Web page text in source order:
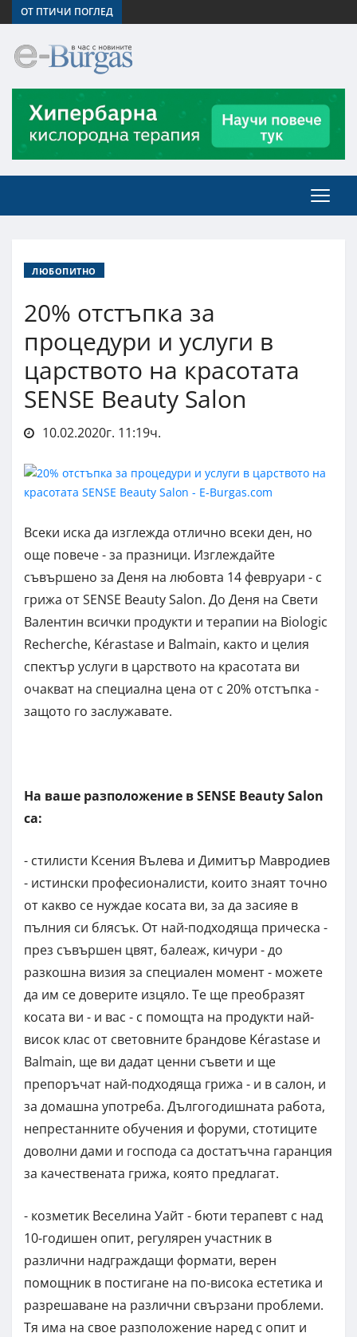
ОТ ПТИЧИ ПОГЛЕД
ЛЮБОПИТНО
20% отстъпка за
процедури и услуги в
царството на красотата
SENSE Beauty Salon
10.02.2020г. 11:19ч.
Всеки иска да изглежда отлично всеки ден, но
още повече - за празници. Изглеждайте
съвършено за Деня на любовта 14 февруари - с
грижа от SENSE Beauty Salon. До Деня на Свети
Валентин всички продукти и терапии на Biologic
Recherche, Kérastase и Balmain, както и целия
спектър услуги в царството на красотата ви
очакват на специална цена от с 20% отстъпка -
защото го заслужавате.
На ваше разположение в SENSE Beauty Salon
са:
- стилисти Ксения Вълева и Димитър Мавродиев
- истински професионалисти, които знаят точно
от какво се нуждае косата ви, за да засияе в
пълния си блясък. От най-подходяща прическа -
през съвършен цвят, балеаж, кичури - до
разкошна визия за специален момент - можете
да им се доверите изцяло. Те ще преобразят
косата ви - и вас - с помощта на продукти най-
висок клас от световните брандове Kérastase и
Balmain, ще ви дадат ценни съвети и ще
препоръчат най-подходяща грижа - и в салон, и
за домашна употреба. Дългогодишната работа,
непрестанните обучения и форуми, стотиците
доволни дами и господа са достатъчна гаранция
за качествената грижа, която предлагат.
- козметик Веселина Уайт - бюти терапевт с над
10-годишен опит, регулярен участник в
различни надграждащи формати, верен
помощник в постигане на по-висока естетика и
разрешаване на различни свързани проблеми.
Тя има на свое разположение наред с опит и